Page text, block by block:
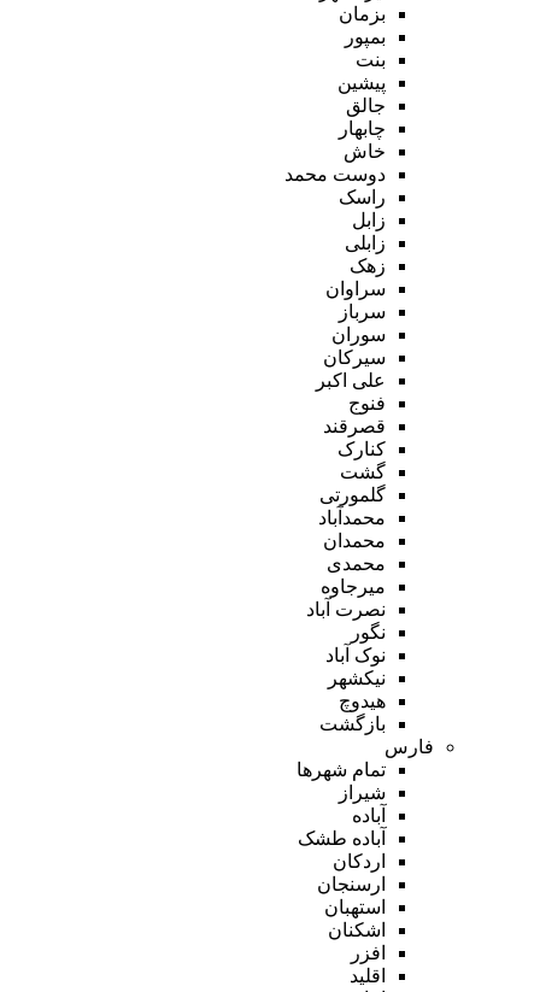
بزمان
بمپور
بنت
پیشین
جالق
چابهار
خاش
دوست محمد
راسک
زابل
زابلی
زهک
سراوان
سرباز
سوران
سیرکان
علی اکبر
فنوج
قصرقند
کنارک
گشت
گلمورتی
محمدآباد
محمدان
محمدی
میرجاوه
نصرت آباد
نگور
نوک آباد
نیکشهر
هیدوچ
بازگشت
فارس
تمام شهر‌ها
شیراز
آباده
آباده طشک
اردکان
ارسنجان
استهبان
اشکنان
افزر
اقلید